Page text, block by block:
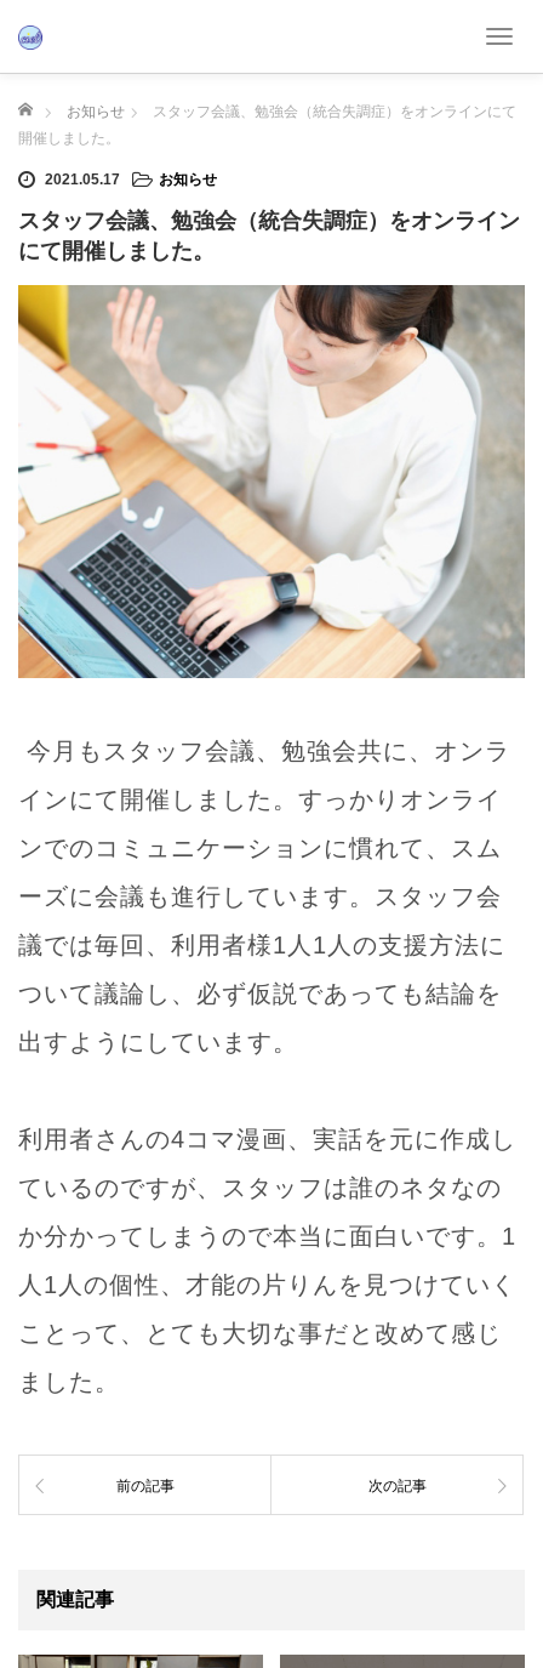
T
g
a
a
ホーム お知らせ
スタッフ会議、勉強会（統合失調症）をオンラインにて
開催しました。
2021.05.17 お知らせ
スタッフ会議、勉強会（統合失調症）をオンライン
にて開催しました。
今月もスタッフ会議、勉強会共に、オンラ
インにて開催しました。すっかりオンライ
ンでのコミュニケーションに慣れて、スム
ーズに会議も進行しています。スタッフ会
議では毎回、利用者様1人1人の支援方法に
ついて議論し、必ず仮説であっても結論を
出すようにしています。
利用者さんの4コマ漫画、実話を元に作成し
ているのですが、スタッフは誰のネタなの
か分かってしまうので本当に面白いです。1
人1人の個性、才能の片りんを見つけていく
ことって、とても大切な事だと改めて感じ
ました。
前の記事 次の記事
関連記事